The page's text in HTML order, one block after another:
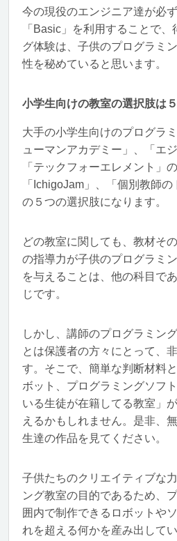
今の現役のエンジニア達が必
「Basic」を利用することで
グ体験は、子供のプログラミ
性を秘めていると思います。
小学生向けの教室の選択肢は
大手の小学生向けのプログラ
ューマンアカデミー」、「エ
「テックフォーエレメント」
「IchigoJam」、「個別教師の
の５つの選択肢になります。
どの教室に関しても、教材そ
の指導力が子供のプログラミ
を与えることは、他の科目で
じです。
しかし、講師のプログラミン
とは保護者の方々にとって、
す。そこで、簡単な判断材料
ボット、プログラミングソフ
いる生徒が在籍してる教室」
えるかもしれません。是非、
生達の作品を見てください。
子供たちのクリエイティブな
ング教室の目的であるため、
囲内で制作できるロボットや
れを超える何かを産み出して